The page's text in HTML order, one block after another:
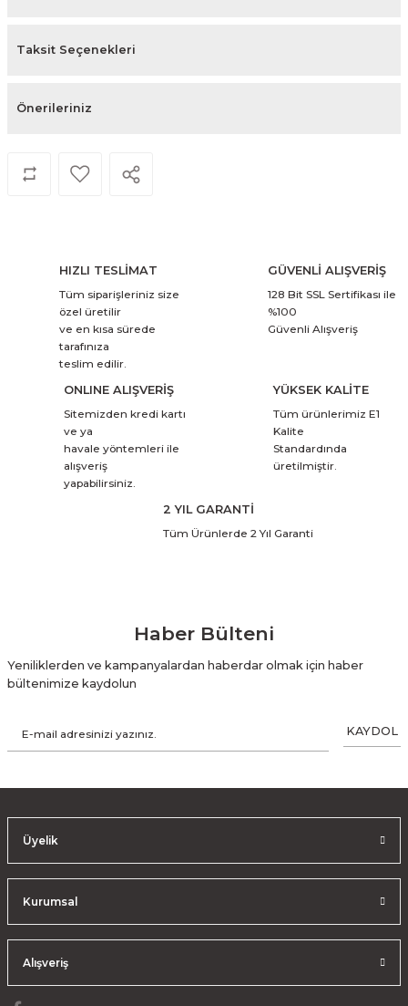
Taksit Seçenekleri
Önerileriniz
HIZLI TESLİMAT
Tüm siparişleriniz size
özel üretilir
ve en kısa sürede
tarafınıza
teslim edilir.
GÜVENLİ ALIŞVERİŞ
128 Bit SSL Sertifikası ile
%100
Güvenli Alışveriş
ONLINE ALIŞVERİŞ
Sitemizden kredi kartı
ve ya
havale yöntemleri ile
alışveriş
yapabilirsiniz.
YÜKSEK KALİTE
Tüm ürünlerimiz E1
Kalite
Standardında
üretilmiştir.
2 YIL GARANTİ
Tüm Ürünlerde 2 Yıl Garanti
Haber Bülteni
Yeniliklerden ve kampanyalardan haberdar olmak için haber
bültenimize kaydolun
KAYDOL
Üyelik
Kurumsal
Alışveriş